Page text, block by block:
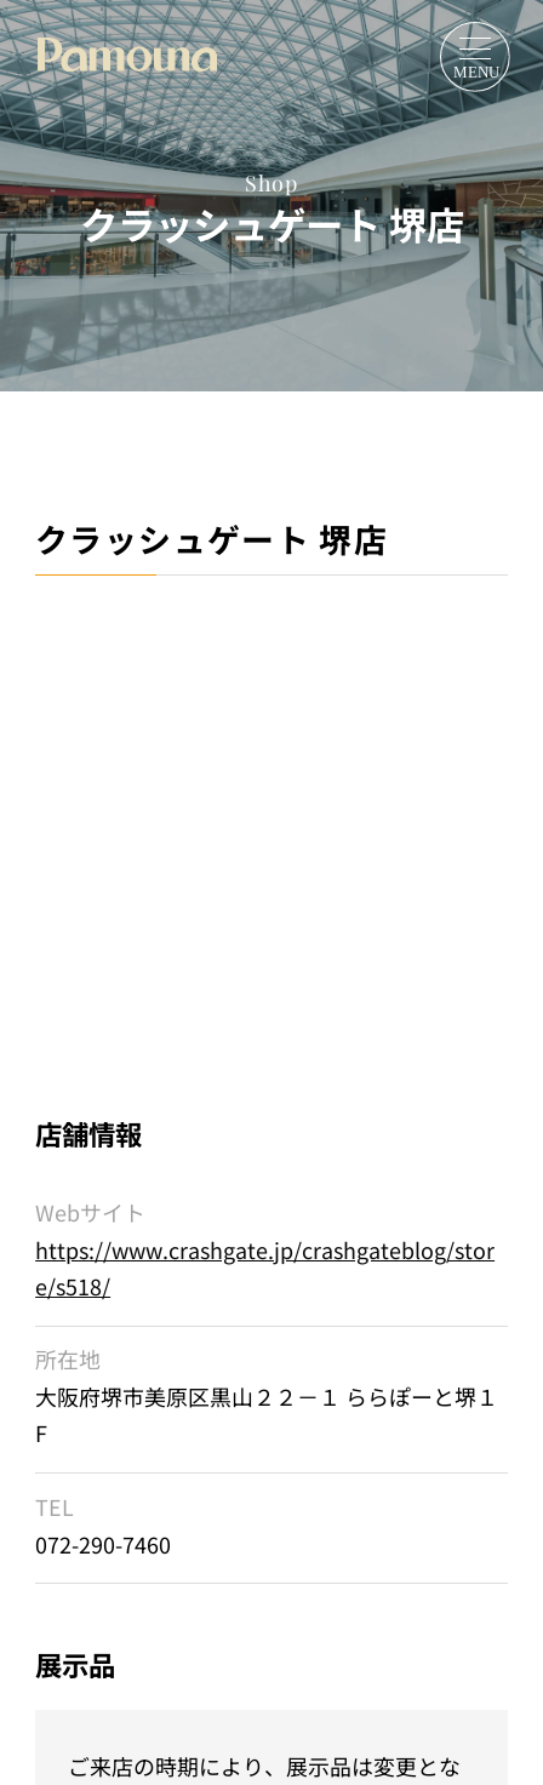
Shop
クラッシュゲート 堺店
クラッシュゲート 堺店
店舗情報
Webサイト
https://www.crashgate.jp/crashgateblog/stor
e/s518/
所在地
大阪府堺市美原区黒山２２－１ ららぽーと堺１
F
TEL
072-290-7460
展示品
ご来店の時期により、展示品は変更とな